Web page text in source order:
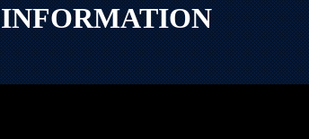
INFORMATION